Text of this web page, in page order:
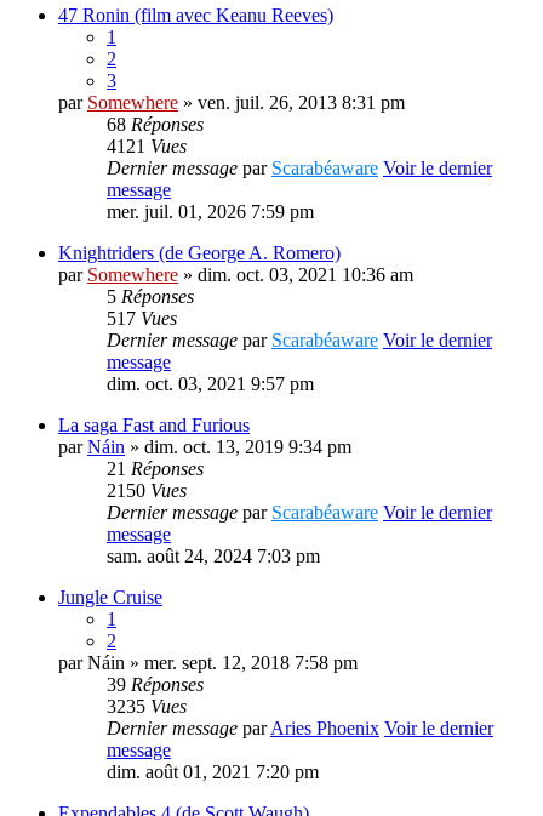
47 Ronin (film avec Keanu Reeves)
1
2
3
par Somewhere » ven. juil. 26, 2013 8:31 pm
68 Réponses
4121 Vues
Dernier message par Scarabéaware Voir le dernier
message
mer. juil. 01, 2026 7:59 pm
Knightriders (de George A. Romero)
par Somewhere » dim. oct. 03, 2021 10:36 am
5 Réponses
517 Vues
Dernier message par Scarabéaware Voir le dernier
message
dim. oct. 03, 2021 9:57 pm
La saga Fast and Furious
parNáin » dim. oct. 13, 2019 9:34 pm
21 Réponses
2150 Vues
Dernier message par Scarabéaware Voir le dernier
message
sam. août 24, 2024 7:03 pm
Jungle Cruise
1
2
parNáin » mer. sept. 12, 2018 7:58 pm
39 Réponses
3235 Vues
Dernier message parAries Phoenix Voir le dernier
message
dim. août 01, 2021 7:20 pm